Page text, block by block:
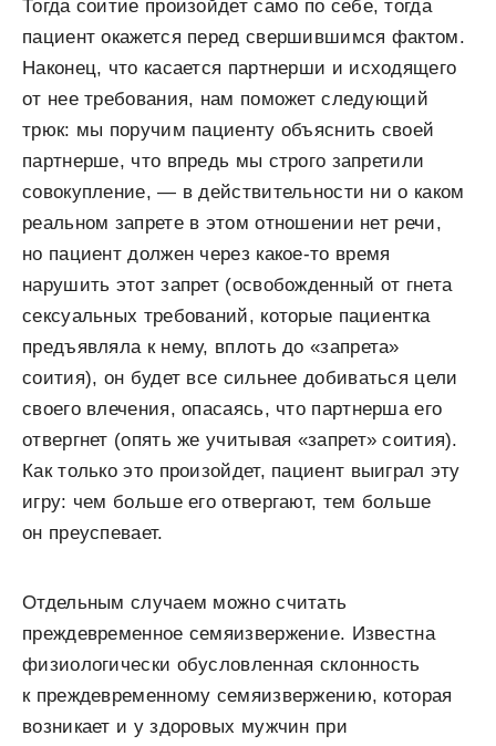
Тогда соитие произойдет само по себе, тогда
пациент окажется перед свершившимся фактом.
Наконец, что касается партнерши и исходящего
от нее требования, нам поможет следующий
трюк: мы поручим пациенту объяснить своей
партнерше, что впредь мы строго запретили
совокупление, — в действительности ни о каком
реальном запрете в этом отношении нет речи,
но пациент должен через какое-то время
нарушить этот запрет (освобожденный от гнета
сексуальных требований, которые пациентка
предъявляла к нему, вплоть до «запрета»
соития), он будет все сильнее добиваться цели
своего влечения, опасаясь, что партнерша его
отвергнет (опять же учитывая «запрет» соития).
Как только это произойдет, пациент выиграл эту
игру: чем больше его отвергают, тем больше
он преуспевает.
Отдельным случаем можно считать
преждевременное семяизвержение. Известна
физиологически обусловленная склонность
к преждевременному семяизвержению, которая
возникает и у здоровых мужчин при